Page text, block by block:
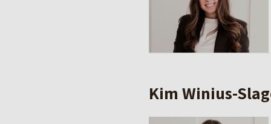
Kim Winius-